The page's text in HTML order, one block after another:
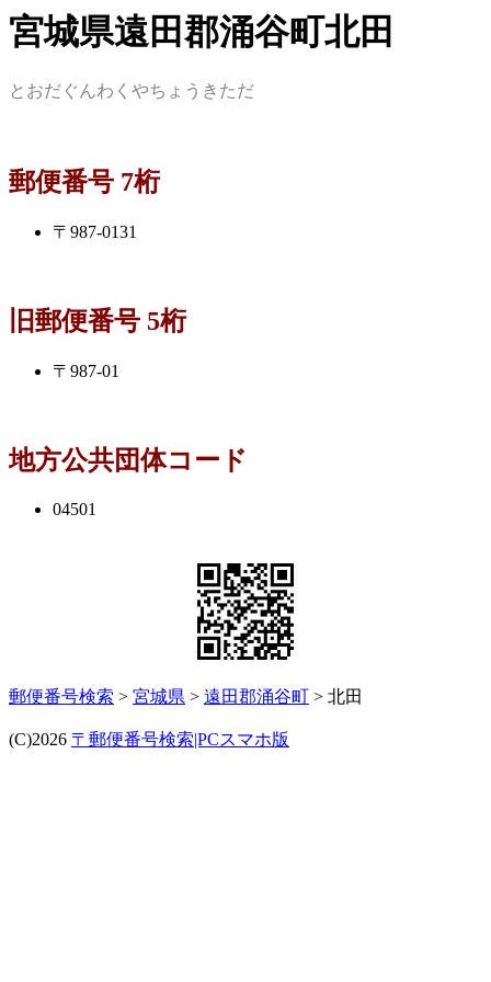
宮城県遠田郡涌谷町北田
とおだぐんわくやちょうきただ
郵便番号 7桁
〒987-0131
旧郵便番号 5桁
〒987-01
地方公共団体コード
04501
郵便番号検索 > 宮城県 > 遠田郡涌谷町 > 北田
(C)2026 〒郵便番号検索|PCスマホ版